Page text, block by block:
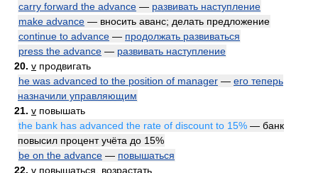
carry forward the advance — развивать наступление
make advance — вносить аванс; делать предложение
continue to advance — продолжать развиваться
press the advance — развивать наступление
20. v продвигать
he was advanced to the position of manager — его теперь
назначили управляющим
21. v повышать
the bank has advanced the rate of discount to 15% — банк
повысил процент учёта до 15%
be on the advance — повышаться
22. v повышаться, возрастать